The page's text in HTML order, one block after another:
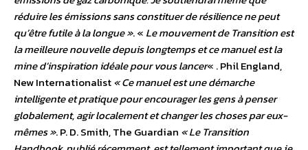
réduire les émissions sans constituer de résilience ne peut
qu’être futile à la longue ». « Le mouvement de Transition est
la meilleure nouvelle depuis longtemps et ce manuel est la
mine d’inspiration idéale pour vous lancer« . Phil England,
New Internationalist« Ce manuel est une démarche
intelligente et pratique pour encourager les gens à penser
globalement, agir localement et changer les choses par eux-
mêmes ». P. D. Smith, The Guardian « Le Transition